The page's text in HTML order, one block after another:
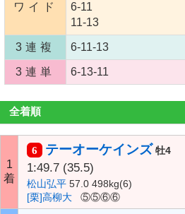
ワイド
6-11
11-13
3連複 6-11-13
3連単 6-13-11
全着順
1
着
6 テーオーケインズ 牡4
1:49.7 (35.5)
松山弘平 57.0 498kg(6)
[栗]高柳大
⑤⑤⑥⑥